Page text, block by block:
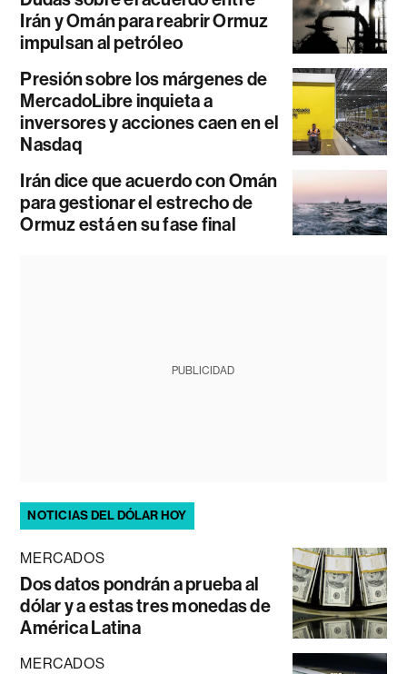
Irán y Omán para reabrir Ormuz
impulsan al petróleo
Presión sobre los márgenes de
MercadoLibre inquieta a
inversores y acciones caen en el
Nasdaq
Irán dice que acuerdo con Omán
para gestionar el estrecho de
Ormuz está en su fase final
PUBLICIDAD
NOTICIAS DEL DÓLAR HOY
MERCADOS
Dos datos pondrán a prueba al
dólar y a estas tres monedas de
América Latina
MERCADOS